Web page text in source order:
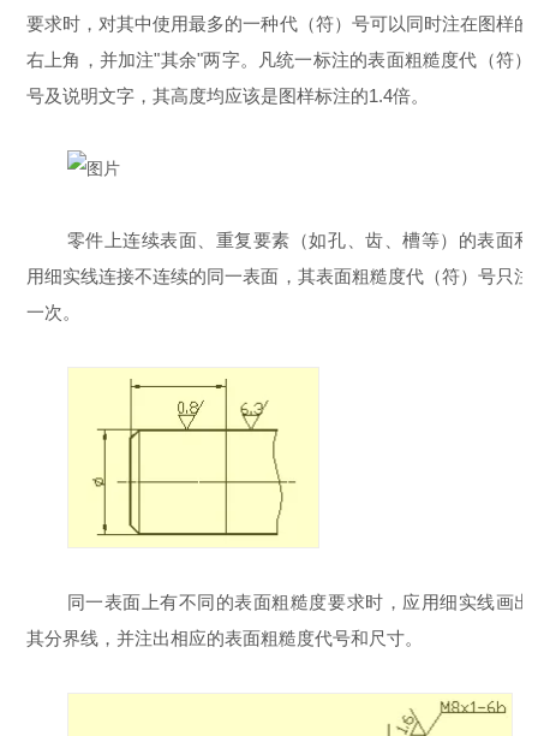
要求时，对其中使用最多的一种代（符）号可以同时注在图样的
右上角，并加注"其余"两字。凡统一标注的表面粗糙度代（符）
号及说明文字，其高度均应该是图样标注的1.4倍。
零件上连续表面、重复要素（如孔、齿、槽等）的表面和
用细实线连接不连续的同一表面，其表面粗糙度代（符）号只注
一次。
同一表面上有不同的表面粗糙度要求时，应用细实线画出
其分界线，并注出相应的表面粗糙度代号和尺寸。